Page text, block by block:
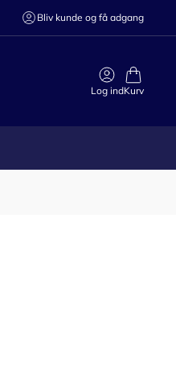
Bliv kunde og få adgang
Log indKurv